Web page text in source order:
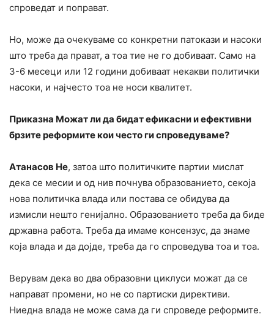
спроведат и поправат.
Но, може да очекуваме со конкретни патокази и насоки
што треба да прават, а тоа тие не го добиваат. Само на
3-6 месеци или 12 години добиваат некакви политички
насоки, и најчесто тоа не носи квалитет.
Приказна Можат ли да бидат ефикасни и ефективни
брзите реформите кои често ги спроведуваме?
Атанасов Не, затоа што политичките партии мислат
дека се месии и од нив почнува образованието, секоја
нова политичка влада или постава се обидува да
измисли нешто генијално. Образованието треба да биде
државна работа. Треба да имаме консензус, да знаме
која влада и да дојде, треба да го спроведува тоа и тоа.
Верувам дека во два образовни циклуси можат да се
направат промени, но не со партиски директиви.
Ниедна влада не може сама да ги спроведе реформите.